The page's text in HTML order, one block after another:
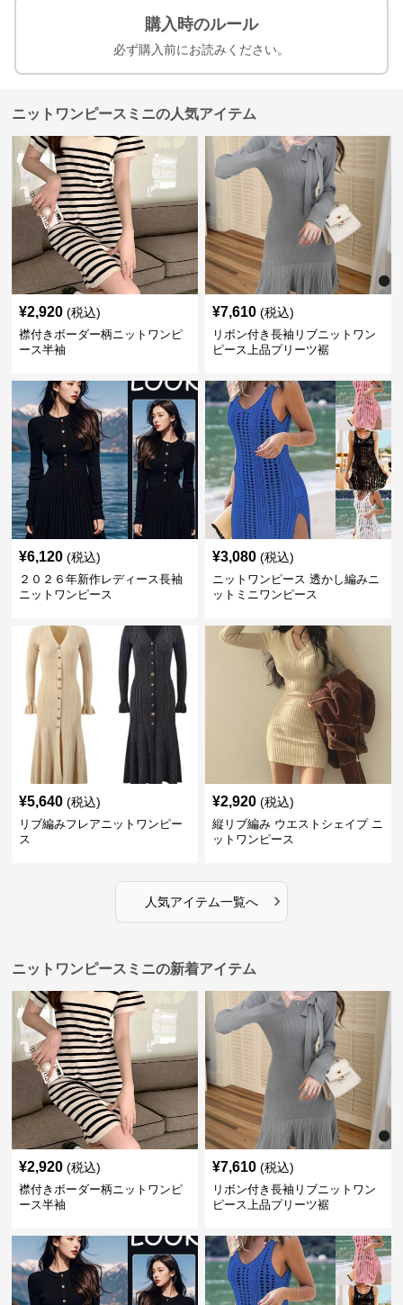
購入時のルール
必ず購入前にお読みください。
ニットワンピースミニの人気アイテム
¥2,920 (税込)
襟付きボーダー柄ニットワンピ
ース半袖
¥7,610 (税込)
リボン付き長袖リブニットワン
ピース上品プリーツ裾
¥6,120 (税込)
２０２６年新作レディース長袖
ニットワンピース
¥3,080 (税込)
ニットワンピース 透かし編みニ
ットミニワンピース
¥5,640 (税込)
リブ編みフレアニットワンピー
ス
¥2,920 (税込)
縦リブ編み ウエストシェイプ ニ
ットワンピース
人気アイテム一覧へ ›
ニットワンピースミニの新着アイテム
¥2,920 (税込)
襟付きボーダー柄ニットワンピ
ース半袖
¥7,610 (税込)
リボン付き長袖リブニットワン
ピース上品プリーツ裾